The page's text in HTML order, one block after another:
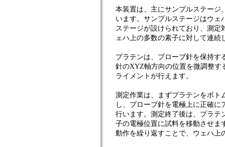
本装置は、主にサンプルステージ
います。サンプルステージはウ
ステージが設けられており、測定
ェハ上の多数の素子に対して連続
プラテンは、プローブ針を保持す
針のXYZ軸方向の位置を微調整す
ライメントが行えます。
測定作業は、まずプラテンをボト
し、プローブ針を電極上に正確
行います。測定終了後は、プラテ
子の電極位置に試料を移動させま
動作を繰り返すことで、ウェハ上